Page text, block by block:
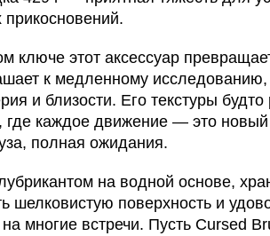
ключе этот аксессуар
к медленному
и близости. Его текстуры
где каждое движение — это
полная ожидания.
на водной основе,
шелковистую поверхность и
многие встречи. Пусть Cursed